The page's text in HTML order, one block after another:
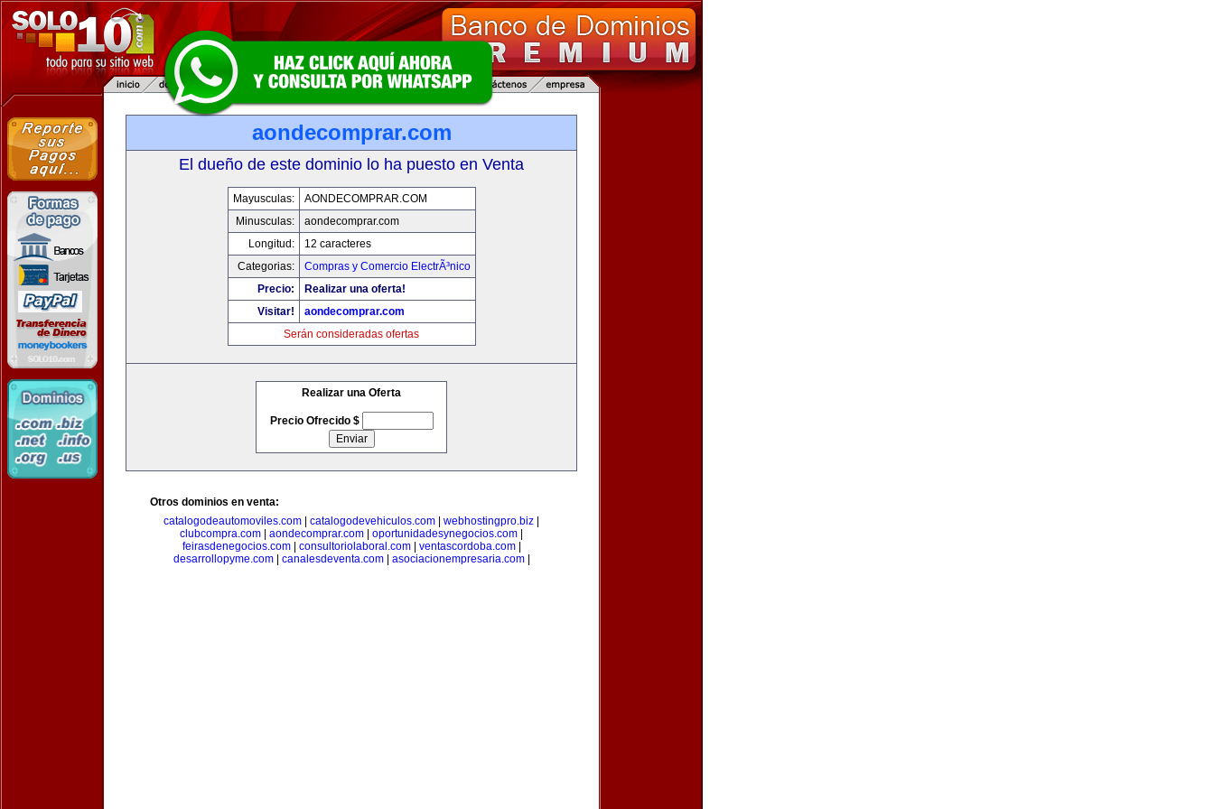
aondecomprar.com
El dueño de este dominio lo ha puesto en Venta
Mayusculas:
AONDECOMPRAR.COM
Minusculas:
aondecomprar.com
Longitud:
12 caracteres
Categorias:
Compras y Comercio ElectrÃ³nico
Precio:
Realizar una oferta!
Visitar!
aondecomprar.com
Serán consideradas ofertas
Realizar una Oferta
Precio Ofrecido $
Otros dominios en venta:
catalogodeautomoviles.com
catalogodevehiculos.com webhostingpro.biz
clubcompra.com
aondecomprar.com oportunidadesynegocios.com
feirasdenegocios.com| consultoriolaboral.com| ventascordoba.com|
desarrollopyme.com| canalesdeventa.com| asociacionempresaria.com|